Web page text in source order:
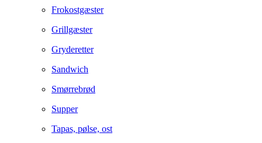
Frokostgæster
Grillgæster
Gryderetter
Sandwich
Smørrebrød
Supper
Tapas, pølse, ost